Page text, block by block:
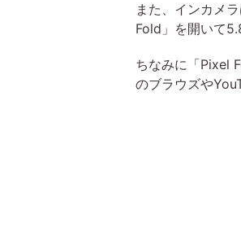
また、インカメ
Fold」を開いて
ちなみに「Pixel
のブラウズや